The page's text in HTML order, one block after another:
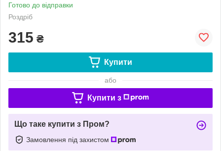
Готово до відправки
Роздріб
315 ₴
Купити
або
Купити з
Що таке купити з Пром?
Замовлення під захистом